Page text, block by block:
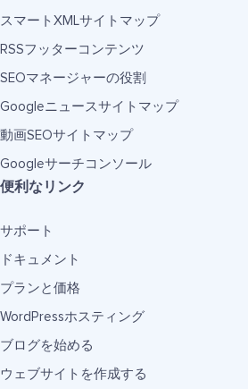
スマートXMLサイトマップ
RSSフッターコンテンツ
SEOマネージャーの役割
Googleニュースサイトマップ
動画SEOサイトマップ
Googleサーチコンソール
便利なリンク
サポート
ドキュメント
プランと価格
WordPressホスティング
ブログを始める
ウェブサイトを作成する